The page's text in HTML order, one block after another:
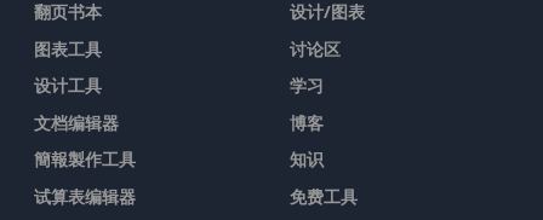
翻页书本
图表工具
设计工具
文档编辑器
簡報製作工具
试算表编辑器
设计/图表
讨论区
学习
博客
知识
免费工具